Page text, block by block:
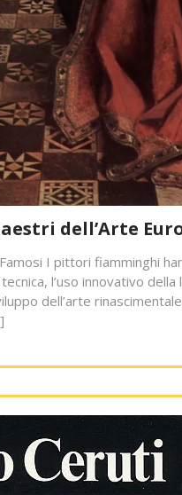
dell’Arte
I pittori fiamminghi
l’uso innovativo
dell’arte